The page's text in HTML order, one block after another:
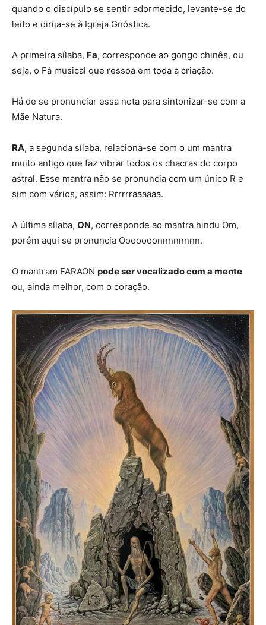
quando o discípulo se sentir adormecido, levante-se do
leito e dirija-se à Igreja Gnóstica.
A primeira sílaba, Fa, corresponde ao gongo chinês, ou
seja, o Fá musical que ressoa em toda a criação.
Há de se pronunciar essa nota para sintonizar-se com a
Mãe Natura.
RA, a segunda sílaba, relaciona-se com o um mantra
muito antigo que faz vibrar todos os chacras do corpo
astral. Esse mantra não se pronuncia com um único R e
sim com vários, assim: Rrrrrraaaaaa.
A última sílaba, ON, corresponde ao mantra hindu Om,
porém aqui se pronuncia Ooooooonnnnnnnn.
O mantram FARAON pode ser vocalizado com a mente
ou, ainda melhor, com o coração.